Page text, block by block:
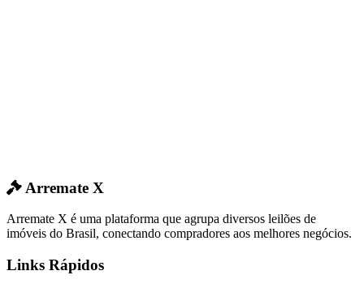
Arremate X
Arremate X é uma plataforma que agrupa diversos leilões de
imóveis do Brasil, conectando compradores aos melhores negócios.
Links Rápidos